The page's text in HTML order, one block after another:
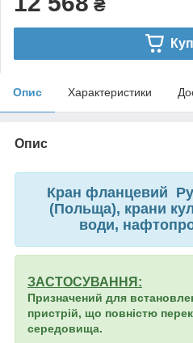
₴
Опис Характеристики
Опис
Кран фланцевий
(Польща), крани
води,
ЗАСТОСУВАННЯ:
Призначений для
пристрій, що повністю
середовища.